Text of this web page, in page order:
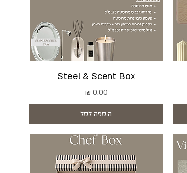
Steel & Scent Box
מחיר
הוספה לסל